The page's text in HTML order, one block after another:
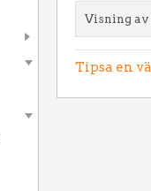
Visning av
Tipsa en